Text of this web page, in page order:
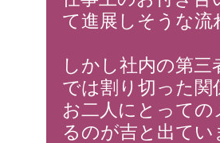
て進展しそうな流
しかし社内の第
では割り切った関
お二人にとって
るのが吉と出てい